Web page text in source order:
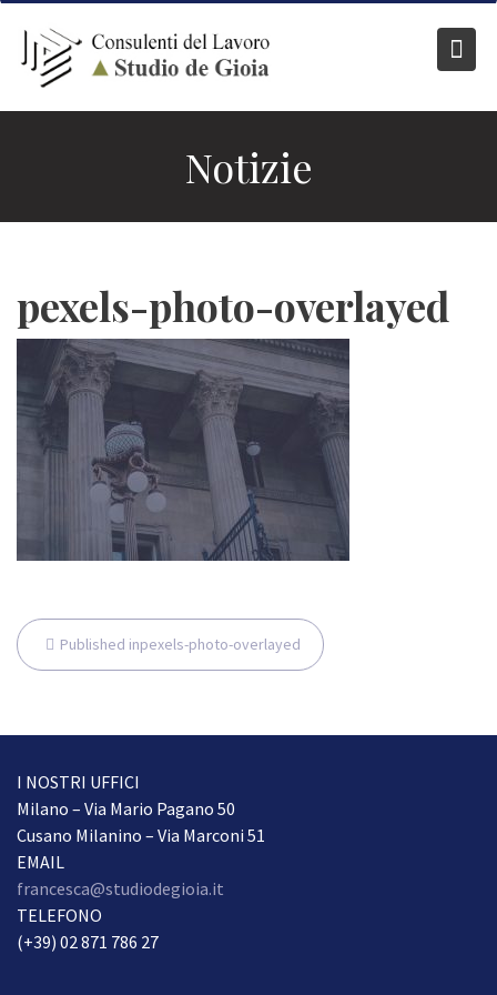
content
Notizie
pexels-photo-overlayed
Navigazione
articoli
Published inpexels-photo-overlayed
I NOSTRI UFFICI
Milano – Via Mario Pagano 50
Cusano Milanino – Via Marconi 51
EMAIL
francesca@studiodegioia.it
TELEFONO
(+39) 02 871 786 27